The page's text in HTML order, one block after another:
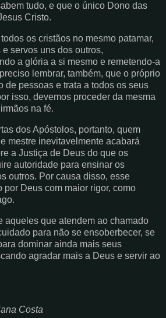
tudo, e que o único Dono das
Cristo.
os cristãos no mesmo patamar,
servos uns dos outros,
a glória a si mesmo e remetendo-a
lembrar, também, que o próprio
de pessoas e trata a todos os seus
isso, devemos proceder da mesma
na fé.
dos Apóstolos, portanto, quem
mestre inevitavelmente acabará
a Justiça de Deus do que os
autoridade para ensinar os
outros. Por causa disso, esse
Deus com maior rigor, como
aqueles que atendem ao chamado
para não se ensoberbecer, se
dominar ainda mais seus
agradar mais a Deus e servir ao
Costa